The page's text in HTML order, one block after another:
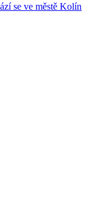
se ve městě Kolín